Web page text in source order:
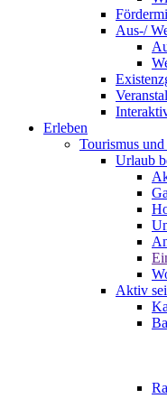
Aus-/
Erleben
Tourismus
Urlaub
Aktiv